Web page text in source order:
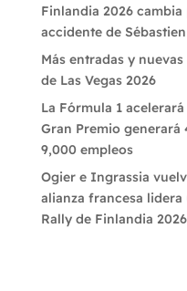
Finlandia 2026
accidente de
Más entradas y
de Las Vegas 2026
La Fórmula 1
Gran Premio generará
9,000 empleos
Ogier e Ingrassia
alianza francesa
Rally de Finlandia 2026